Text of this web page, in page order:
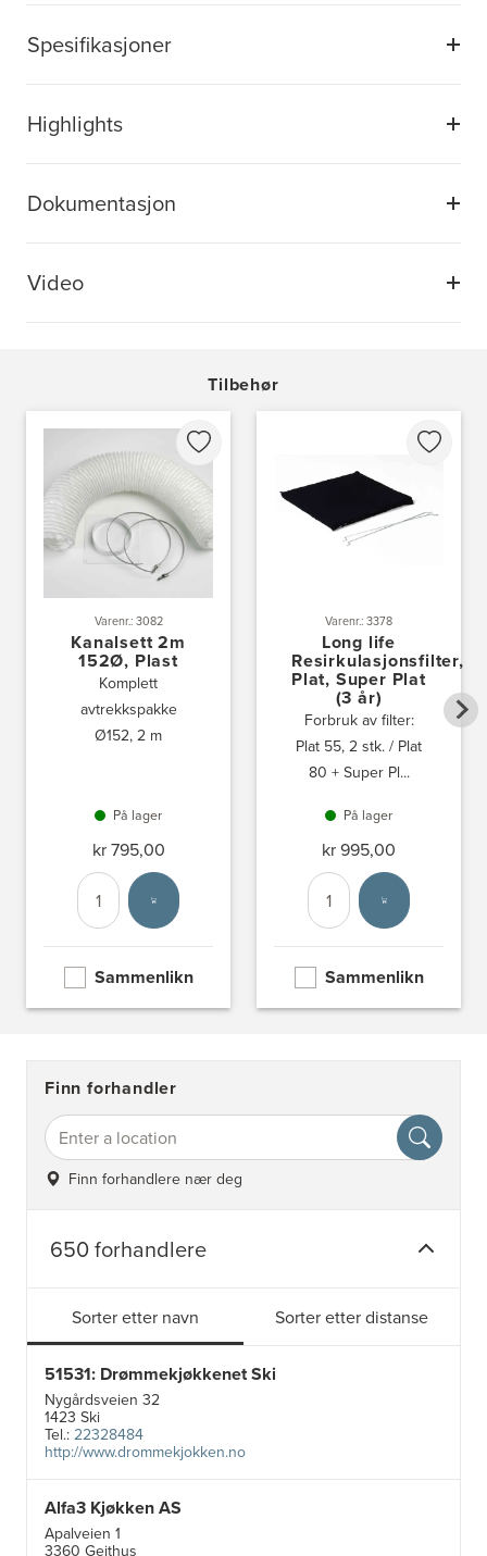
Spesifikasjoner
Highlights
Dokumentasjon
Video
Tilbehør
Varenr.: 3082
Kanalsett 2m
152Ø, Plast
Komplett
avtrekkspakke
Ø152, 2 m
På lager
kr 795,00
Antall
Velg enhet
Sammenlikn
Varenr.: 3378
Long life
Resirkulasjonsfilter,
Plat, Super Plat
(3 år)
Forbruk av filter:
Plat 55, 2 stk. / Plat
80 + Super Pl...
På lager
kr 995,00
Antall
Velg enhet
Sammenlikn
Finn forhandler
Finn forhandlere nær deg
650 forhandlere
Sorter etter navn Sorter etter distanse
51531: Drømmekjøkkenet Ski
Nygårdsveien 32
1423 Ski
Tel.:22328484
http://www.drommekjokken.no
Alfa3 Kjøkken AS
Apalveien 1